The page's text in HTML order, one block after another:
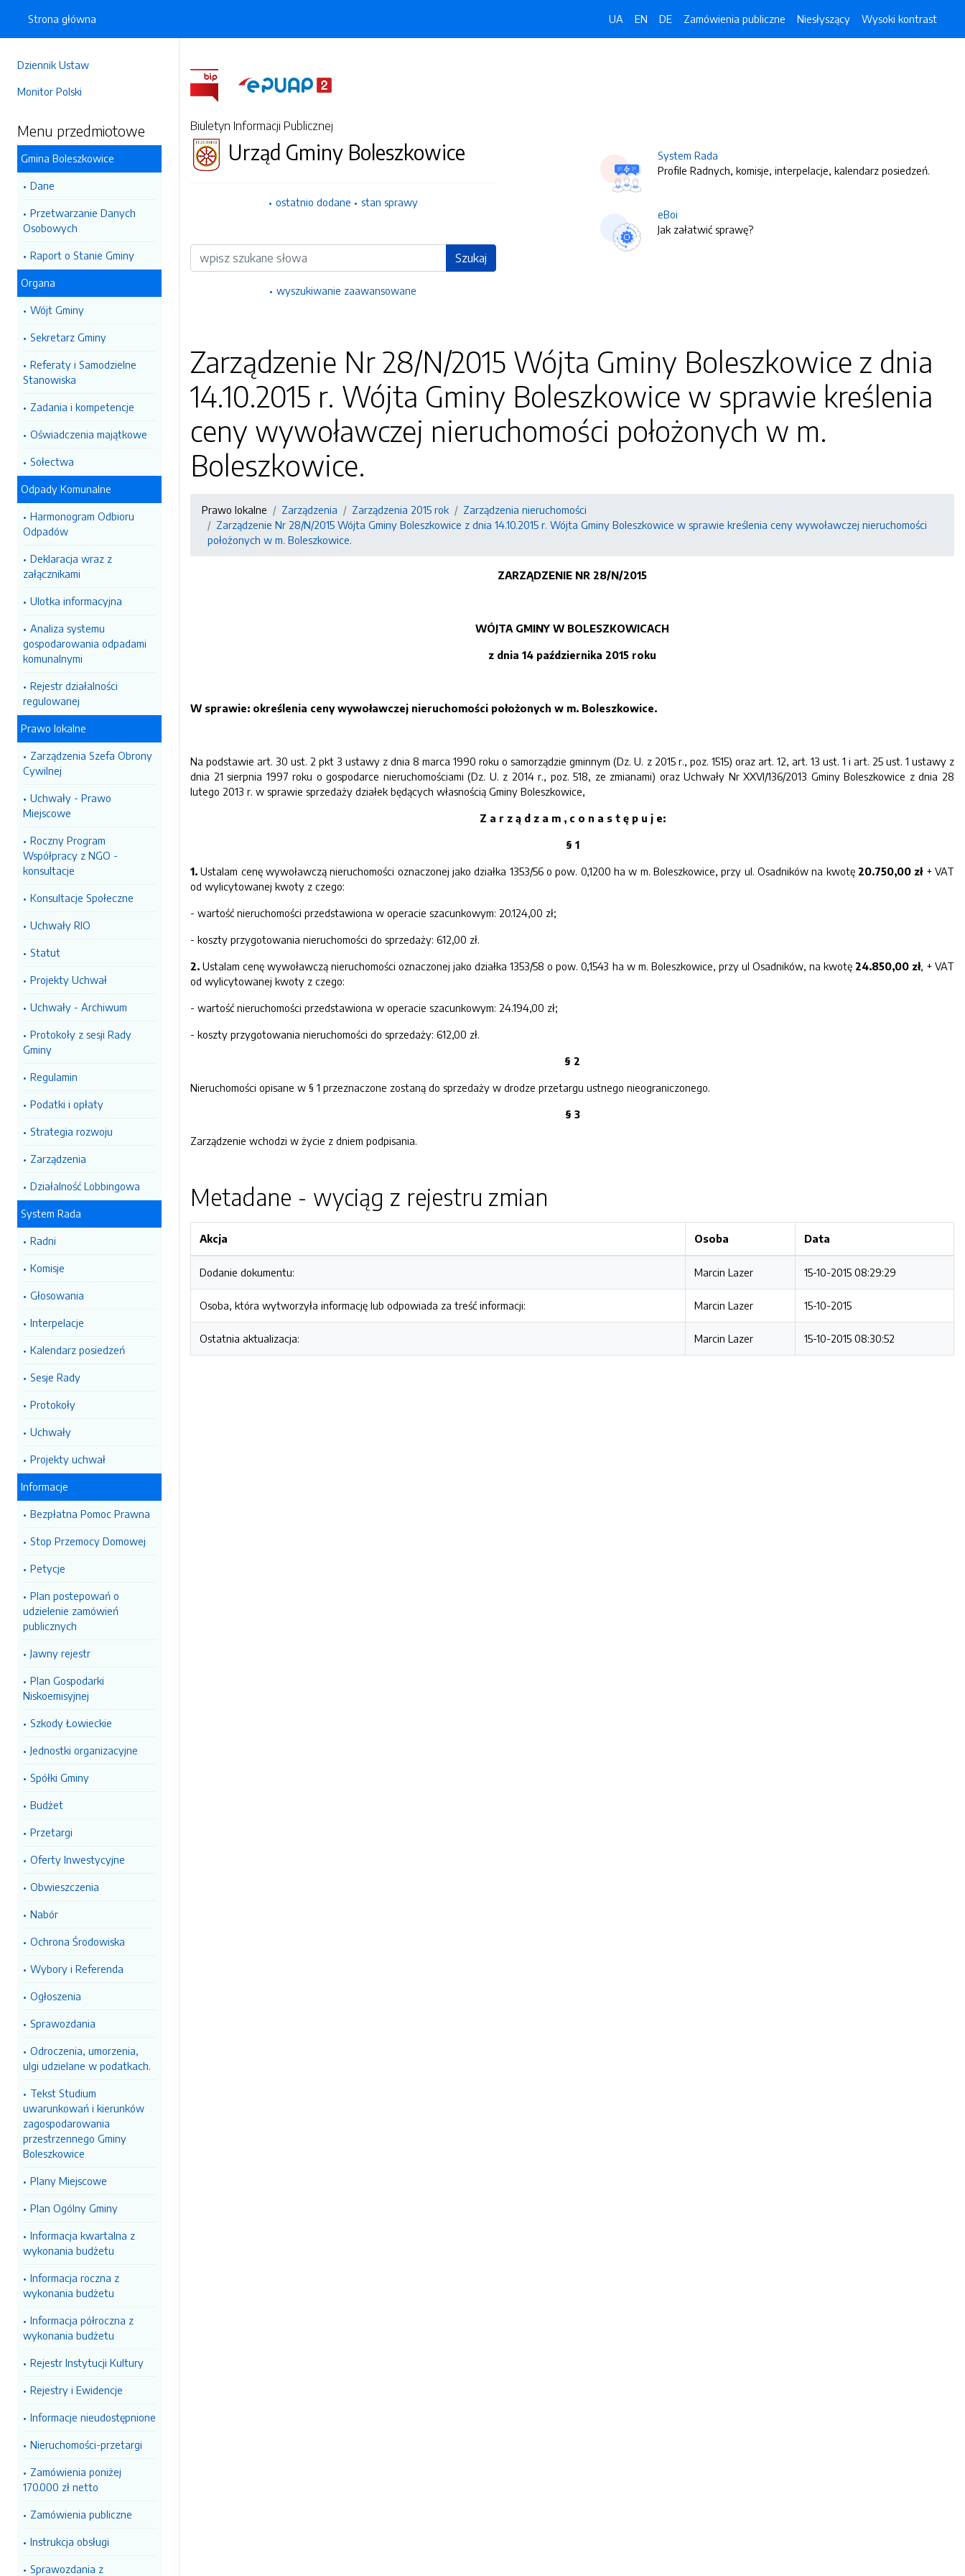
Dziennik Ustaw
Monitor Polski
Menu przedmiotowe
Gmina Boleszkowice
Dane
Przetwarzanie Danych
Osobowych
Raport o Stanie Gminy
Organa
Wójt Gminy
Sekretarz Gminy
Referaty i Samodzielne
Stanowiska
Zadania i kompetencje
Oświadczenia majątkowe
Sołectwa
Odpady Komunalne
Harmonogram Odbioru
Odpadów
Deklaracja wraz z
załącznikami
Ulotka informacyjna
Analiza systemu
gospodarowania odpadami
komunalnymi
Rejestr działalności
regulowanej
Prawo lokalne
Zarządzenia Szefa Obrony
Cywilnej
Uchwały - Prawo
Miejscowe
Roczny Program
Współpracy z NGO -
konsultacje
Konsultacje Społeczne
Uchwały RIO
Statut
Projekty Uchwał
Uchwały - Archiwum
Protokoły z sesji Rady
Gminy
Regulamin
Podatki i opłaty
Strategia rozwoju
Zarządzenia
Działalność Lobbingowa
System Rada
Radni
Komisje
Głosowania
Interpelacje
Kalendarz posiedzeń
Sesje Rady
Protokoły
Uchwały
Projekty uchwał
Informacje
Bezpłatna Pomoc Prawna
Stop Przemocy Domowej
Petycje
Plan postepowań o
udzielenie zamówień
publicznych
Jawny rejestr
Plan Gospodarki
Niskoemisyjnej
Szkody Łowieckie
Jednostki organizacyjne
Spółki Gminy
Budżet
Przetargi
Oferty Inwestycyjne
Obwieszczenia
Nabór
Ochrona Środowiska
Wybory i Referenda
Ogłoszenia
Sprawozdania
Odroczenia, umorzenia,
ulgi udzielane w podatkach.
Tekst Studium
uwarunkowań i kierunków
zagospodarowania
przestrzennego Gminy
Boleszkowice
Plany Miejscowe
Plan Ogólny Gminy
Informacja kwartalna z
wykonania budżetu
Informacja roczna z
wykonania budżetu
Informacja półroczna z
wykonania budżetu
Rejestr Instytucji Kultury
Rejestry i Ewidencje
Informacje nieudostępnione
Nieruchomości-przetargi
Zamówienia poniżej
170.000 zł netto
Zamówienia publiczne
Instrukcja obsługi
Sprawozdania z
Strona główna UA EN DE Zamówienia publiczne Niesłyszący Wysoki kontrast
Biuletyn Informacji Publicznej
Urząd Gminy Boleszkowice
ostatnio dodane stan sprawy
Wyszukiwarka Szukaj
wyszukiwanie zaawansowane
System Rada
Profile Radnych, komisje, interpelacje, kalendarz posiedzeń.
eBoi
Jak załatwić sprawę?
Zarządzenie Nr 28/N/2015 Wójta Gminy Boleszkowice z dnia
14.10.2015 r. Wójta Gminy Boleszkowice w sprawie kreślenia
ceny wywoławczej nieruchomości położonych w m.
Boleszkowice.
Prawo lokalne Zarządzenia Zarządzenia 2015 rok
Zarządzenia nieruchomości
Zarządzenie Nr 28/N/2015 Wójta Gminy Boleszkowice z dnia 14.10.2015 r. Wójta Gminy Boleszkowice w sprawie kreślenia ceny wywoławczej nieruchomości
położonych w m. Boleszkowice.
ZARZĄDZENIE NR 28/N/2015
WÓJTA GMINY W BOLESZKOWICACH
z dnia 14 października 2015 roku
W sprawie: określenia ceny wywoławczej nieruchomości położonych w m. Boleszkowice.
Na podstawie art. 30 ust. 2 pkt 3 ustawy z dnia 8 marca 1990 roku o samorządzie gminnym (Dz. U. z 2015 r., poz. 1515) oraz art. 12, art. 13 ust. 1 i art. 25 ust. 1 ustawy z
dnia 21 sierpnia 1997 roku o gospodarce nieruchomościami (Dz. U. z 2014 r., poz. 518, ze zmianami) oraz Uchwały Nr XXVI/136/2013 Gminy Boleszkowice z dnia 28
lutego 2013 r. w sprawie sprzedaży działek będących własnością Gminy Boleszkowice,
Z a r z ą d z a m , c o n a s t ę p u j e:
§ 1
1. Ustalam cenę wywoławczą nieruchomości oznaczonej jako działka 1353/56 o pow. 0,1200 ha w m. Boleszkowice, przy ul. Osadników na kwotę 20.750,00 zł+ VAT
od wylicytowanej kwoty z czego:
- wartość nieruchomości przedstawiona w operacie szacunkowym: 20.124,00 zł;
- koszty przygotowania nieruchomości do sprzedaży: 612,00 zł.
2. Ustalam cenę wywoławczą nieruchomości oznaczonej jako działka 1353/58 o pow. 0,1543 ha w m. Boleszkowice, przy ul Osadników, na kwotę 24.850,00 zł, + VAT
od wylicytowanej kwoty z czego:
- wartość nieruchomości przedstawiona w operacie szacunkowym: 24.194,00 zł;
- koszty przygotowania nieruchomości do sprzedaży: 612,00 zł.
§ 2
Nieruchomości opisane w § 1 przeznaczone zostaną do sprzedaży w drodze przetargu ustnego nieograniczonego.
§ 3
Zarządzenie wchodzi w życie z dniem podpisania.
Metadane - wyciąg z rejestru zmian
Akcja Osoba Data
Dodanie dokumentu: Marcin Lazer 15-10-2015 08:29:29
Osoba, która wytworzyła informację lub odpowiada za treść informacji: Marcin Lazer 15-10-2015
Ostatnia aktualizacja: Marcin Lazer 15-10-2015 08:30:52